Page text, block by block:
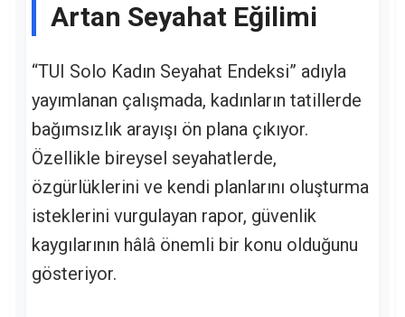
Artan Seyahat Eğilimi
“TUI Solo Kadın Seyahat Endeksi” adıyla
yayımlanan çalışmada, kadınların tatillerde
bağımsızlık arayışı ön plana çıkıyor.
Özellikle bireysel seyahatlerde,
özgürlüklerini ve kendi planlarını oluşturma
isteklerini vurgulayan rapor, güvenlik
kaygılarının hâlâ önemli bir konu olduğunu
gösteriyor.